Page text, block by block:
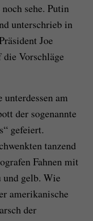
sehe. Putin
unterschrieb in
Joe
Vorschläge
am
der sogenannte
gefeiert.
tanzend
Fahnen mit
und gelb. Wie
amerikanische
der